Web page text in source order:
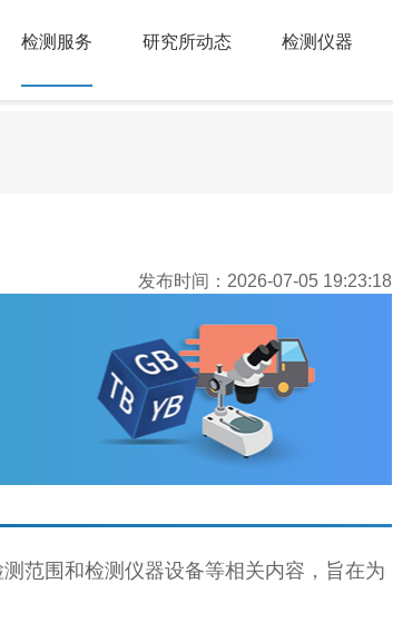
检测服务 研究所动态 检测仪器
发布时间：2026-07-05 19:23:18
范围和检测仪器设备等相关内容，旨在为